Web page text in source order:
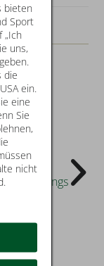
Slings
59,95 €
bieten
Sport
„Ich
uns,
die
ein.
eine
Sie
nicht